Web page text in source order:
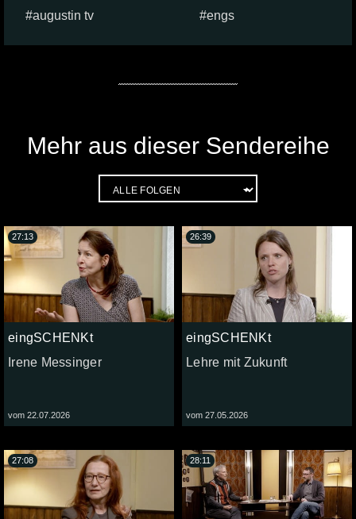
augustin tv
engs
Mehr aus dieser Sendereihe
eingSCHENKt
Irene Messinger
vom 22.07.2026
27:13
eingSCHENKt
Lehre mit Zukunft
vom 27.05.2026
26:39
27:08 28:11